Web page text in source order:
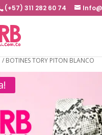
(+57) 311 282 60 74
/ BOTINES TORY PITON BLANCO